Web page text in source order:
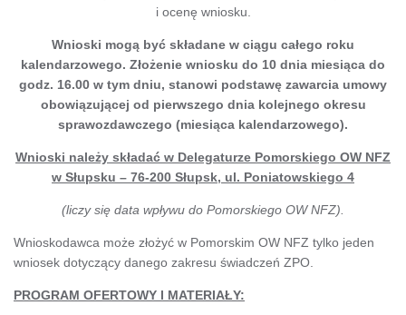
i ocenę wniosku.
Wnioski mogą być składane w ciągu całego roku
kalendarzowego. Złożenie wniosku do 10 dnia miesiąca do
godz. 16.00 w tym dniu, stanowi podstawę zawarcia umowy
obowiązującej od pierwszego dnia kolejnego okresu
sprawozdawczego (miesiąca kalendarzowego).
Wnioski należy składać w Delegaturze Pomorskiego OW NFZ
w Słupsku – 76-200 Słupsk, ul. Poniatowskiego 4
(liczy się data wpływu do Pomorskiego OW NFZ).
Wnioskodawca może złożyć w Pomorskim OW NFZ tylko jeden
wniosek dotyczący danego zakresu świadczeń ZPO.
PROGRAM OFERTOWY I MATERIAŁY: